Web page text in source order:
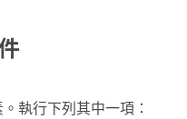
執行下列其中一項：